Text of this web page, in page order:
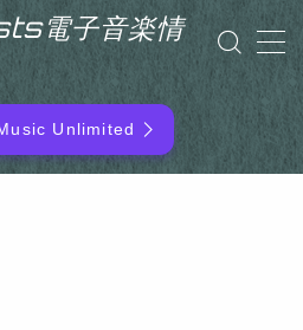
電子音楽情
Unlimited